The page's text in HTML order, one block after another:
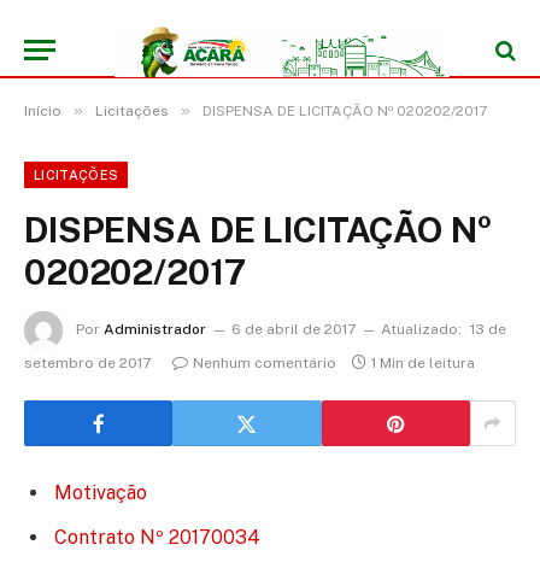
Início » Licitações » DISPENSA DE LICITAÇÃO Nº 020202/2017
LICITAÇÕES
DISPENSA DE LICITAÇÃO Nº
020202/2017
Por Administrador 6 de abril de 2017 Atualizado: 13 de
setembro de 2017
Nenhum comentário 1 Min de leitura
Motivação
Contrato Nº 20170034